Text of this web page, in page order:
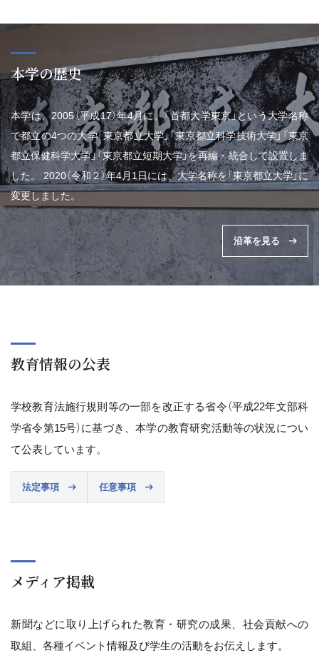
本学の歴史
本学は、2005（平成17）年4月に、「首都大学東京」という大学名称
で都立の4つの大学「東京都立大学」「東京都立科学技術大学」「東京
都立保健科学大学」「東京都立短期大学」を再編・統合して設置しま
した。 2020（令和２）年4月1日には、大学名称を「東京都立大学」に
変更しました。
沿革を見る
教育情報の公表
学校教育法施行規則等の一部を改正する省令（平成22年文部科
学省令第15号）に基づき、本学の教育研究活動等の状況につい
て公表しています。
法定事項 任意事項
メディア掲載
新聞などに取り上げられた教育・研究の成果、社会貢献への
取組、各種イベント情報及び学生の活動をお伝えします。